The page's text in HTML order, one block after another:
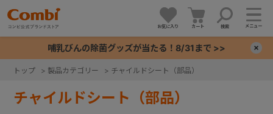
お気に入り カート 検索 メニュー
哺乳びんの除菌グッズが当たる！8/31まで >>
トップ > 製品カテゴリー > チャイルドシート（部品）
チャイルドシート（部品）